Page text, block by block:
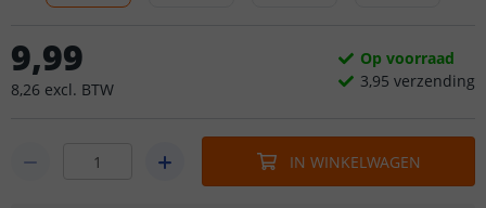
9,99
8,26 excl. BTW
Op voorraad
3,95 verzending
IN WINKELWAGEN